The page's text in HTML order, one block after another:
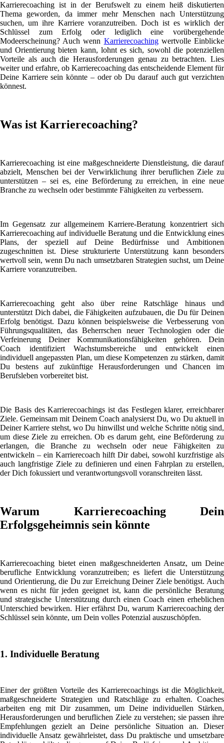
Karrierecoaching ist in der Berufswelt zu einem heiß diskutierten
Thema geworden, da immer mehr Menschen nach Unterstützung
suchen, um ihre Karriere voranzutreiben. Doch ist es wirklich der
Schlüssel zum Erfolg oder lediglich eine vorübergehende
Modeerscheinung? Auch wenn Karrierecoachingwertvolle Einblicke
und Orientierung bieten kann, lohnt es sich, sowohl die potenziellen
Vorteile als auch die Herausforderungen genau zu betrachten. Lies
weiter und erfahre, ob Karrierecoaching das entscheidende Element für
Deine Karriere sein könnte – oder ob Du darauf auch gut verzichten
könnest.
Was ist Karrierecoaching?
Karrierecoaching ist eine maßgeschneiderte Dienstleistung, die darauf
abzielt, Menschen bei der Verwirklichung ihrer beruflichen Ziele zu
unterstützen – sei es, eine Beförderung zu erreichen, in eine neue
Branche zu wechseln oder bestimmte Fähigkeiten zu verbessern.
Im Gegensatz zur allgemeinem Karriere-Beratung konzentriert sich
Karrierecoaching auf individuelle Beratung und die Entwicklung eines
Plans, der speziell auf Deine Bedürfnisse und Ambitionen
zugeschnitten ist. Diese strukturierte Unterstützung kann besonders
wertvoll sein, wenn Du nach umsetzbaren Strategien suchst, um Deine
Karriere voranzutreiben.
Karrierecoaching geht also über reine Ratschläge hinaus und
unterstützt Dich dabei, die Fähigkeiten aufzubauen, die Du für Deinen
Erfolg benötigst. Dazu können beispielsweise die Verbesserung von
Führungsqualitäten, das Beherrschen neuer Technologien oder die
Verfeinerung Deiner Kommunikationsfähigkeiten gehören. Dein
Coach identifiziert Wachstumsbereiche und entwickelt einen
individuell angepassten Plan, um diese Kompetenzen zu stärken, damit
Du bestens auf zukünftige Herausforderungen und Chancen im
Berufsleben vorbereitet bist.
Die Basis des Karrierecoachings ist das Festlegen klarer, erreichbarer
Ziele. Gemeinsam mit Deinem Coach analysierst Du, wo Du aktuell in
Deiner Karriere stehst, wo Du hinwillst und welche Schritte nötig sind,
um diese Ziele zu erreichen. Ob es darum geht, eine Beförderung zu
erlangen, die Branche zu wechseln oder neue Fähigkeiten zu
entwickeln – ein Karrierecoach hilft Dir dabei, sowohl kurzfristige als
auch langfristige Ziele zu definieren und einen Fahrplan zu erstellen,
der Dich fokussiert und verantwortungsvoll voranschreiten lässt.
Warum Karrierecoaching Dein
Erfolgsgeheimnis sein könnte
Karrierecoaching bietet einen maßgeschneiderten Ansatz, um Deine
berufliche Entwicklung voranzutreiben; es liefert die Unterstützung
und Orientierung, die Du zur Erreichung Deiner Ziele benötigst. Auch
wenn es nicht für jeden geeignet ist, kann die persönliche Beratung
und strategische Unterstützung durch einen Coach einen erheblichen
Unterschied bewirken. Hier erfährst Du, warum Karrierecoaching der
Schlüssel sein könnte, um Dein volles Potenzial auszuschöpfen.
1. Individuelle Beratung
Einer der größten Vorteile des Karrierecoachings ist die Möglichkeit,
maßgeschneiderte Strategien und Ratschläge zu erhalten. Coaches
arbeiten eng mit Dir zusammen, um Deine individuellen Stärken,
Herausforderungen und beruflichen Ziele zu verstehen; sie passen ihre
Empfehlungen gezielt an Deine persönliche Situation an. Dieser
individuelle Ansatz gewährleistet, dass Du praktische und umsetzbare